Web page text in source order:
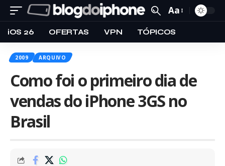
Aa
iOS 26 OFERTAS VPN TÓPICOS
2009 ARQUIVO
Como foi o primeiro dia de
vendas do iPhone 3GS no
Brasil